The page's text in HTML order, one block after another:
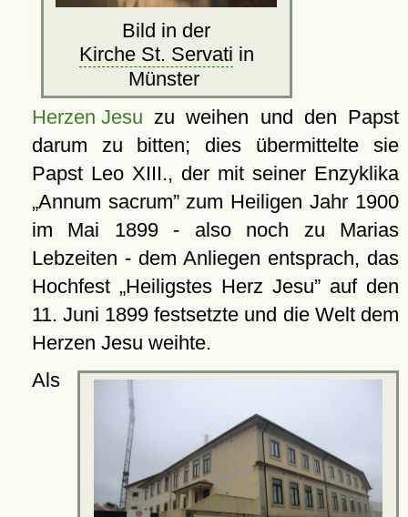
Bild in der
Kirche St. Servati in
Münster
Herzen Jesu zu weihen und den Papst
darum zu bitten; dies übermittelte sie
Papst Leo XIII., der mit seiner Enzyklika
Annum sacrum zum Heiligen Jahr 1900
im Mai 1899 - also noch zu Marias
Lebzeiten - dem Anliegen entsprach, das
Hochfest
Heiligstes Herz Jesu auf den
11. Juni 1899 festsetzte und die Welt dem
Herzen Jesu weihte.
Als